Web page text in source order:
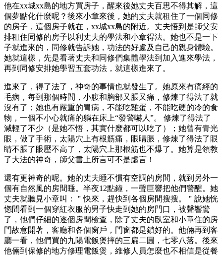
他在xx城xx島的地方買房子，醒來後她丈夫百思不得其解，這
個夢點化什麼呢？後來小章來後，她的丈夫就租住了一個同修
的房子，這個房子就在，xx城xx島的附近。丈夫悟到是師父安
排租住同修的房子以利丈夫的學法和小章得法。她也不是一下
子就進來的，同修就告訴她，功法的好處及自己的親身體驗。
她就這樣，先是看著丈夫和同修們集體學法到加入進來學法，
再到同修安排她學習五套功法，就這樣進來了。
進來了，得了法了，神奇的事情也就發生了。她原來有痛經的
毛病，每到那個時間，小腹和胸部又脹又痛，修煉了得法了就
沒有了；她也有嚴重的胃病，不能吃雞蛋，不能吃硬的冷的食
物，一個不小心就痛的躺在床上“發警嚇人”。 修煉了得法了
減輕了不少（是她不悟，其實什麼都可以吃了）；她曾有青光
眼，做了手術，太陽穴上有根筋痛，眼睛脹，修煉了得法了眼
睛不脹了眼壓不高了，太陽穴上那根筋也不爆了。她算是領教
了大法的神奇，師父書上所言可不是虛言！
還有更神奇的呢。她的丈夫睡不慣有空調的房間，就到另外一
個有自然風的房間睡。半夜12點鐘，一聲巨響把他們警醒。她
丈夫就聽見小章叫：＂快來，趕快到各個房間搜搜。＂說她恍
惚間看到一個穿紅衣服的男子快走到她的房門口，被聲響驚
了，他們仔細的逐個房間檢查，除了丈夫的臥室和小章住的房
門故意開著，客廳和各個窗戶，門窗都是鎖好的。他倆再到客
廳一看，他們買的九陽電飯煲摔的三扁二圓，七零八落。後來
他倆到保修的地方修理電飯煲，維修人員怎麼也不相信是從餐